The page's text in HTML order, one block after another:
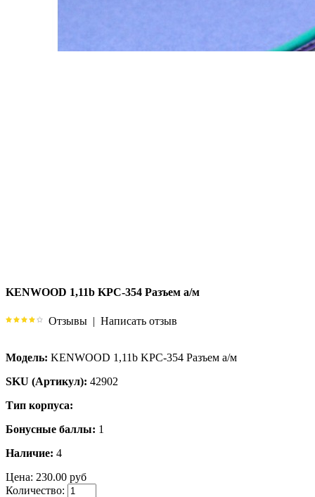
KENWOOD 1,11b KPC-354 Разъем а/м
Отзывы | Написать отзыв
Модель: KENWOOD 1,11b KPC-354 Разъем а/м
SKU (Артикул): 42902
Тип корпуса:
Бонусные баллы: 1
Наличие: 4
Цена: 230.00 руб
Количество: